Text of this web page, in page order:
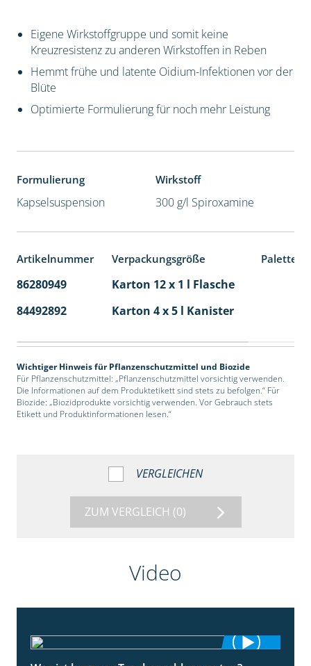
Eigene Wirkstoffgruppe und somit keine
Kreuzresistenz zu anderen Wirkstoffen in Reben
Hemmt frühe und latente Oidium-Infektionen vor der
Blüte
Optimierte Formulierung für noch mehr Leistung
Formulierung
Kapselsuspension
Wirkstoff
300 g/l Spiroxamine
Artikelnummer Verpackungsgröße
86280949 Karton 12 x 1 l Flasche
84492892
Karton 4 x 5 l Kanister
Wichtiger Hinweis für Pflanzenschutzmittel und Biozide
Für Pflanzenschutzmittel: „Pflanzenschutzmittel vorsichtig verwenden.
Die Informationen auf dem Produktetikett sind stets zu befolgen.“ Für
Biozide: „Biozidprodukte vorsichtig verwenden. Vor Gebrauch stets
Etikett und Produktinformationen lesen.“
VERGLEICHEN
ZUM VERGLEICH (0)
Video